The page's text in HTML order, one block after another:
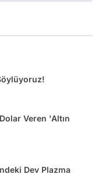
Veren 'Altın
Dev Plazma